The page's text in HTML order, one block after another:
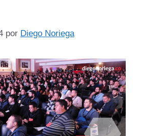
por Diego Noriega